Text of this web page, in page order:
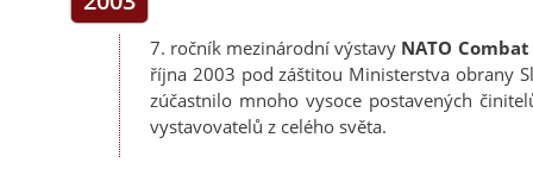
7. ročník mezinárodní výstavy NATO
října 2003 pod záštitou Ministerstva obrany
zúčastnilo mnoho vysoce postavených
vystavovatelů z celého světa.